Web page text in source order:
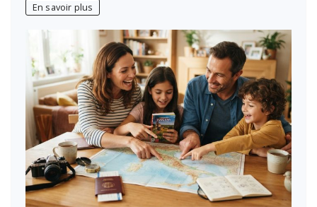
le
bon
prestataire
En savoir plus